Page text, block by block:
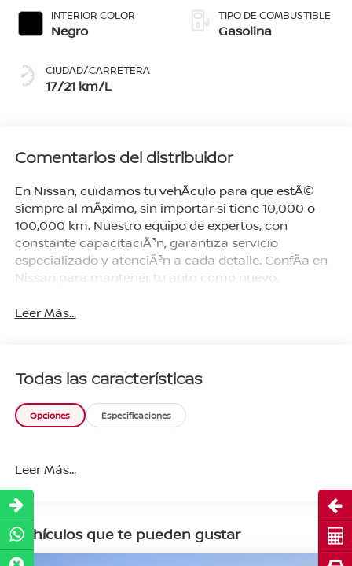
Acero, Cafã‰
Pecano
INTERIOR COLOR
Negro
CIUDAD/CARRETERA
17/21 km/L
TIPO DE COMBUSTIBLE
Gasolina
Comentarios del distribuidor
En Nissan, cuidamos tu vehÃ­culo para que estÃ©
siempre al mÃ¡ximo, sin importar si tiene 10,000 o
100,000 km. Nuestro equipo de expertos, con
constante capacitaciÃ³n, garantiza servicio
especializado y atenciÃ³n a cada detalle. ConfÃ­a en
Nissan para mantener tu auto como nuevo.
Leer Más...
Todas las características
Opciones Especificaciones
Leer Más...
Vehículos que te pueden gustar